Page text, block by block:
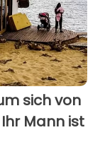
sich von
Mann ist